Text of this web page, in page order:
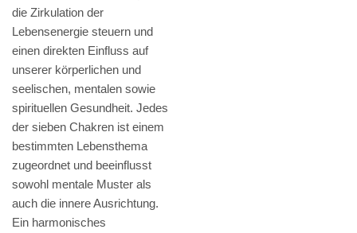
die Zirkulation der
Lebensenergie steuern und
einen direkten Einfluss auf
unserer körperlichen und
seelischen, mentalen sowie
spirituellen Gesundheit. Jedes
der sieben Chakren ist einem
bestimmten Lebensthema
zugeordnet und beeinflusst
sowohl mentale Muster als
auch die innere Ausrichtung.
Ein harmonisches